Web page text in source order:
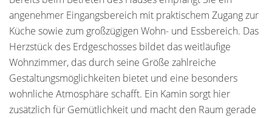
angenehmer Eingangsbereich mit praktischem Zugang zur
Küche sowie zum großzügigen Wohn- und Essbereich. Das
Herzstück des Erdgeschosses bildet das weitläufige
Wohnzimmer, das durch seine Größe zahlreiche
Gestaltungsmöglichkeiten bietet und eine besonders
wohnliche Atmosphäre schafft. Ein Kamin sorgt hier
zusätzlich für Gemütlichkeit und macht den Raum gerade